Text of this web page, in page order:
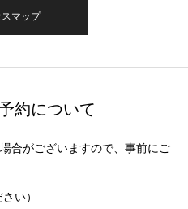
マップ
約について
合がございますので、事前にご
い）